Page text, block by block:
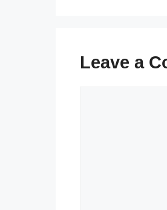
Leave a